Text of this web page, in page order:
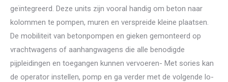
geïntegreerd. Deze units zijn vooral handig om beton naar
kolommen te pompen, muren en verspreide kleine plaatsen.
De mobiliteit van betonpompen en gieken gemonteerd op
vrachtwagens of aanhangwagens die alle benodigde
pijpleidingen en toegangen kunnen vervoeren- Met sories kan
de operator instellen, pomp en ga verder met de volgende lo-